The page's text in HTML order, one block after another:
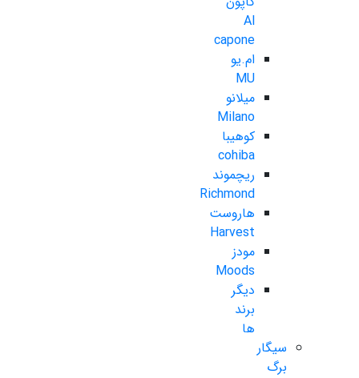
Al
capone
ام.یو
MU
میلانو
Milano
کوهیبا
cohiba
ریچموند
Richmond
هاروست
Harvest
مودز
Moods
دیگر
برند
ها
سیگار
برگ